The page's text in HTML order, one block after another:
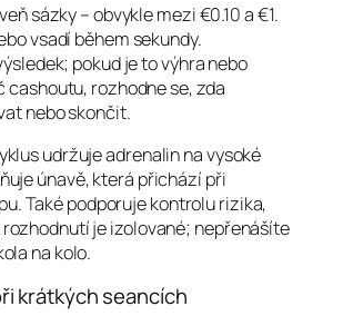
sázky – obvykle mezi €0.10 a €1.
vsadí během sekundy.
pokud je to výhra nebo
cashoutu, rozhodne se, zda
nebo skončit.
udržuje adrenalin na vysoké
únavě, která přichází při
Také podporuje kontrolu rizika,
je izolované; nepřenášíte
na kolo.
krátkých seancích